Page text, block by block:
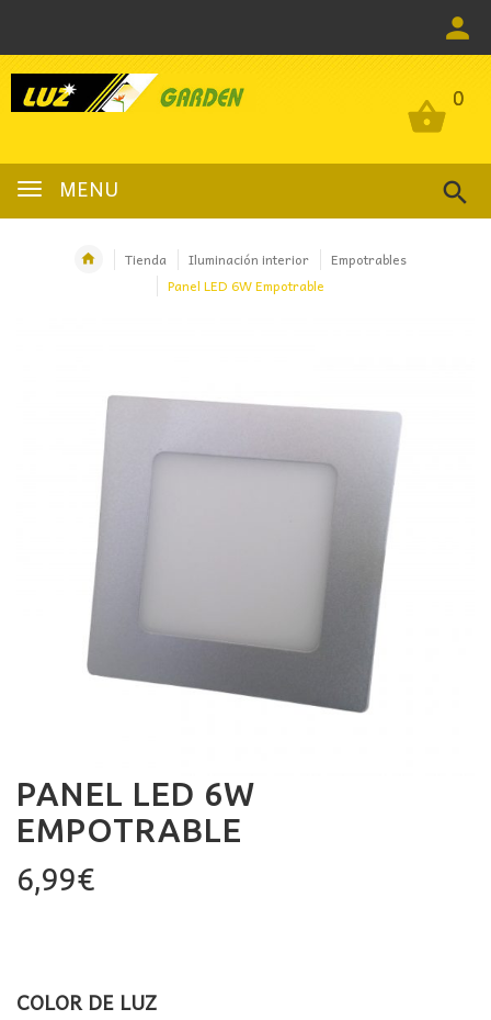
0
MENU
0
Tienda Iluminación interior
Empotrables
Panel LED 6W Empotrable
PANEL LED 6W
EMPOTRABLE
6,99€
COLOR DE LUZ